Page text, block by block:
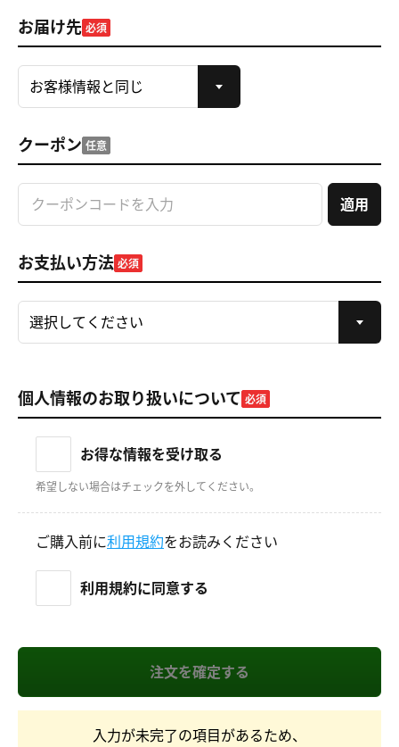
お届け先 必須
クーポン 任意
適用
お支払い方法 必須
個人情報のお取り扱いについて 必須
お得な情報を受け取る
希望しない場合はチェックを外してください。
ご購入前に利用規約をお読みください
利用規約に同意する
入力が未完了の項目があるため、